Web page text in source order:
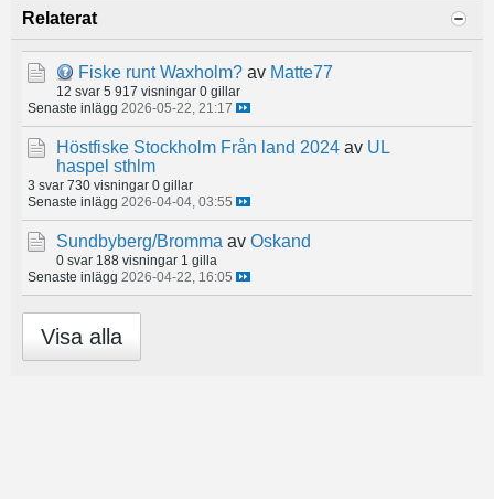
Relaterat
Fiske runt Waxholm? av Matte77
12 svar 5 917 visningar 0 gillar
Senaste inlägg 2026-05-22, 21:17
Höstfiske Stockholm Från land 2024 av UL
haspel sthlm
3 svar 730 visningar 0 gillar
Senaste inlägg 2026-04-04, 03:55
Sundbyberg/Bromma av Oskand
0 svar 188 visningar 1 gilla
Senaste inlägg 2026-04-22, 16:05
Visa alla